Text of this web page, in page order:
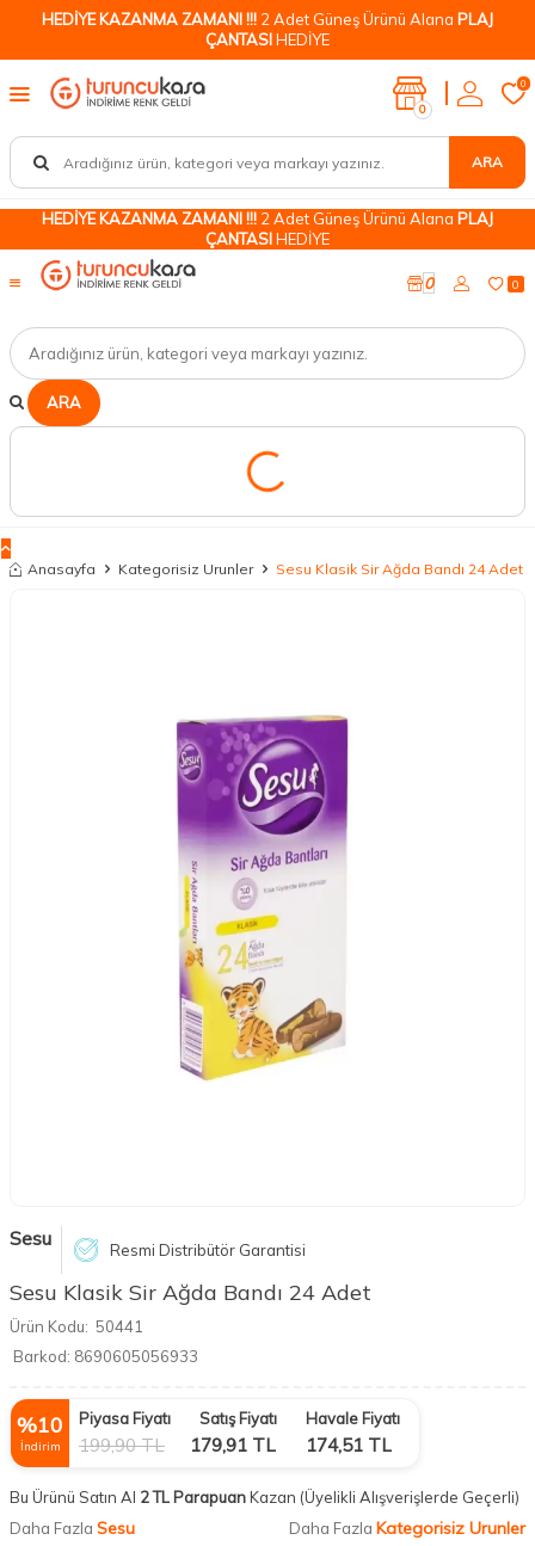
HEDİYE KAZANMA ZAMANI !!! 2 Adet Güneş Ürünü Alana PLAJ
ÇANTASIHEDİYE
ARA
0
0
HEDİYE KAZANMA ZAMANI !!! 2 Adet Güneş Ürünü Alana PLAJ
ÇANTASIHEDİYE
ARA
0 0
Anasayfa Kategorisiz Urunler Sesu Klasik Sir Ağda Bandı 24 Adet
Sesu Resmi Distribütör Garantisi
Sesu Klasik Sir Ağda Bandı 24 Adet
Ürün Kodu: 50441
Barkod: 8690605056933
%10
İndirim
Piyasa Fiyatı
199,90TL
Satış Fiyatı
179,91 TL
Havale Fiyatı
174,51 TL
Bu Ürünü Satın Al 2 TL ParapuanKazan (Üyelikli Alışverişlerde Geçerli)
Daha Fazla Sesu Daha Fazla Kategorisiz Urunler